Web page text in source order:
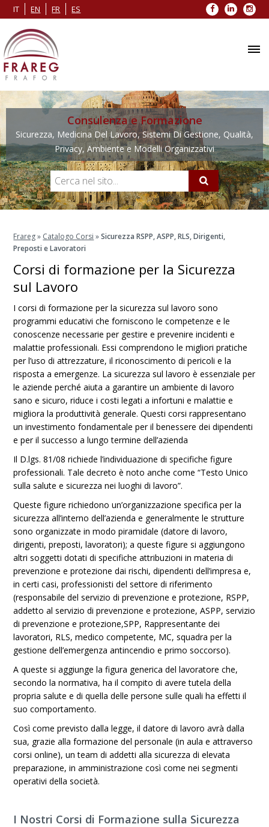
IT EN FR ES Facebook
LinkedIn
Consulenza e Formazione
Sicurezza, Medicina Del Lavoro, Sistemi Di Gestione, Qualità,
Privacy, Ambiente e Modelli Organizzativi
Frareg» Catalogo Corsi »Sicurezza RSPP, ASPP, RLS, Dirigenti,
Preposti e Lavoratori
Corsi di formazione per la Sicurezza
sul Lavoro
I corsi di formazione per la sicurezza sul lavoro sono
programmi educativi che forniscono le competenze e le
conoscenze necessarie per gestire e prevenire incidenti e
malattie professionali. Essi comprendono le migliori pratiche
per l’uso di attrezzature, il riconoscimento di pericoli e la
risposta a emergenze. La sicurezza sul lavoro è essenziale per
le aziende perché aiuta a garantire un ambiente di lavoro
sano e sicuro, riduce i costi legati a infortuni e malattie e
migliora la produttività generale. Questi corsi rappresentano
un investimento fondamentale per il benessere dei dipendenti
e per il successo a lungo termine dell’azienda
Il D.lgs. 81/08 richiede l’individuazione di specifiche figure
professionali. Tale decreto è noto anche come “Testo Unico
sulla salute e sicurezza nei luoghi di lavoro”.
Queste figure richiedono un’organizzazione specifica per la
sicurezza all’interno dell’azienda e generalmente le strutture
sono organizzate in modo piramidale (datore di lavoro,
dirigenti, preposti, lavoratori); a queste figure si aggiungono
altri soggetti dotati di specifiche attribuzioni in materia di
prevenzione e protezione dai rischi, dipendenti dell’impresa e,
in certi casi, professionisti del settore di riferimento
(responsabile del servizio di prevenzione e protezione, RSPP,
addetto al servizio di prevenzione e protezione, ASPP, servizio
di prevenzione e protezione,SPP, Rappresentante dei
lavoratori, RLS, medico competente, MC, squadra per la
gestione dell’emergenza antincendio e primo soccorso).
A queste si aggiunge la figura generica del lavoratore che,
secondo la normativa, ha il compito di avere tutela della
propria salute e di quella delle persone sulle quali ha effetti il
suo comportamento.
Così come previsto dalla legge, il datore di lavoro avrà dalla
sua, grazie alla formazione del personale (in aula e attraverso
corsi online), un team di addetti alla sicurezza di elevata
preparazione, in amministrazione così come nei segmenti
operativi della società.
I Nostri Corsi di Formazione sulla Sicurezza